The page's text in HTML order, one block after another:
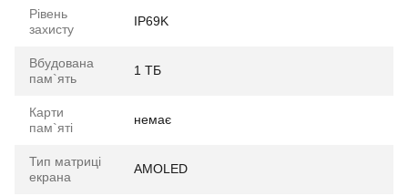
Рівень
захисту
IP69K
Вбудована
пам`ять
1 ТБ
Карти
пам`яті
немає
Тип матриці
екрана
AMOLED